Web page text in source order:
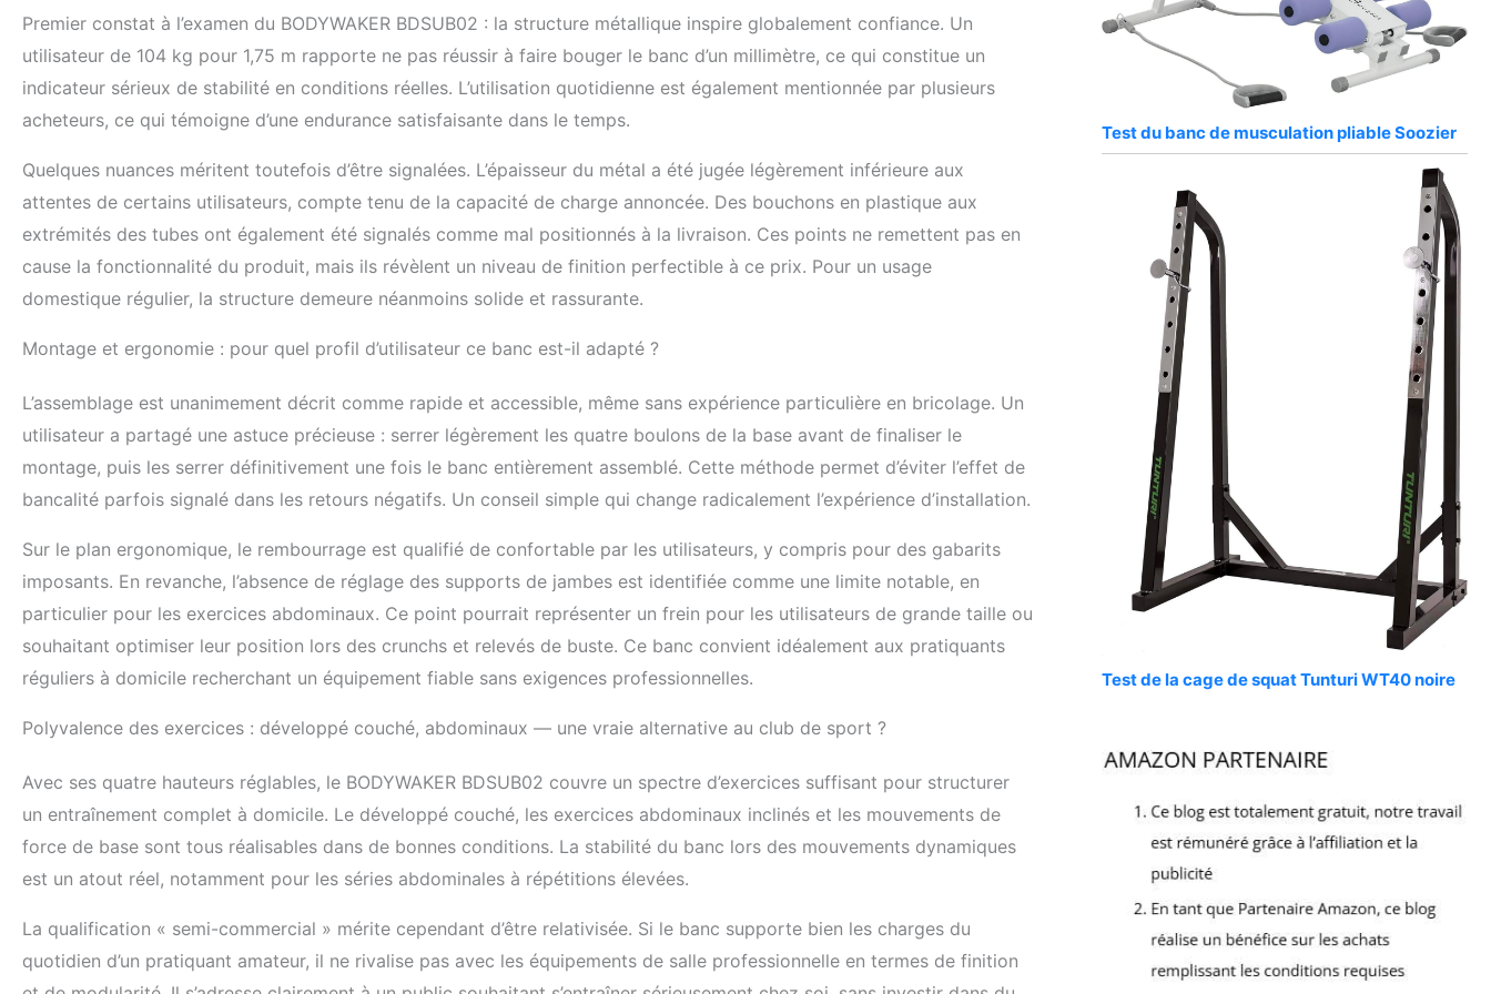
confort et un soutien supérieurs, en particulier pour les
utilisateurs de grande taille, par rapport aux planches
abdominales standard. Caractéristiques avancées
d'entraînement du tronc : équipé d'une poignée de crunch
renforcement du tronc tels que les crunches inversées,
machines abdominales typiques. Solution de fitness
polyvalente : au-delà des entraînements abdominaux, ce
banc sert également de développé couché et
d'équipement de musculation, offrant une solution
complète de gym à domicile pour les exercices de base
et de tout le corps. Soutenu par une garantie de
ajout sans souci à votre routine de fitness.
Premier constat à l’examen du BODYWAKER BDSUB02 : la structure métallique inspire globalement confiance. Un
utilisateur de 104 kg pour 1,75 m rapporte ne pas réussir à faire bouger le banc d’un millimètre, ce qui constitue un
indicateur sérieux de stabilité en conditions réelles. L’utilisation quotidienne est également mentionnée par plusieurs
acheteurs, ce qui témoigne d’une endurance satisfaisante dans le temps.
Quelques nuances méritent toutefois d’être signalées. L’épaisseur du métal a été jugée légèrement inférieure aux
attentes de certains utilisateurs, compte tenu de la capacité de charge annoncée. Des bouchons en plastique aux
extrémités des tubes ont également été signalés comme mal positionnés à la livraison. Ces points ne remettent pas en
cause la fonctionnalité du produit, mais ils révèlent un niveau de finition perfectible à ce prix. Pour un usage
domestique régulier, la structure demeure néanmoins solide et rassurante.
Montage et ergonomie : pour quel profil d’utilisateur ce banc est-il adapté ?
L’assemblage est unanimement décrit comme rapide et accessible, même sans expérience particulière en bricolage. Un
utilisateur a partagé une astuce précieuse : serrer légèrement les quatre boulons de la base avant de finaliser le
montage, puis les serrer définitivement une fois le banc entièrement assemblé. Cette méthode permet d’éviter l’effet de
bancalité parfois signalé dans les retours négatifs. Un conseil simple qui change radicalement l’expérience d’installation.
Sur le plan ergonomique, le rembourrage est qualifié de confortable par les utilisateurs, y compris pour des gabarits
imposants. En revanche, l’absence de réglage des supports de jambes est identifiée comme une limite notable, en
particulier pour les exercices abdominaux. Ce point pourrait représenter un frein pour les utilisateurs de grande taille ou
souhaitant optimiser leur position lors des crunchs et relevés de buste. Ce banc convient idéalement aux pratiquants
réguliers à domicile recherchant un équipement fiable sans exigences professionnelles.
Polyvalence des exercices : développé couché, abdominaux — une vraie alternative au club de sport ?
Avec ses quatre hauteurs réglables, le BODYWAKER BDSUB02 couvre un spectre d’exercices suffisant pour structurer
un entraînement complet à domicile. Le développé couché, les exercices abdominaux inclinés et les mouvements de
force de base sont tous réalisables dans de bonnes conditions. La stabilité du banc lors des mouvements dynamiques
est un atout réel, notamment pour les séries abdominales à répétitions élevées.
La qualification « semi-commercial » mérite cependant d’être relativisée. Si le banc supporte bien les charges du
quotidien d’un pratiquant amateur, il ne rivalise pas avec les équipements de salle professionnelle en termes de finition
Test du banc de musculation pliable Soozier
Test de la cage de squat Tunturi WT40 noire